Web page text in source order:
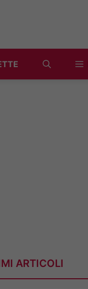
ARTICOLI